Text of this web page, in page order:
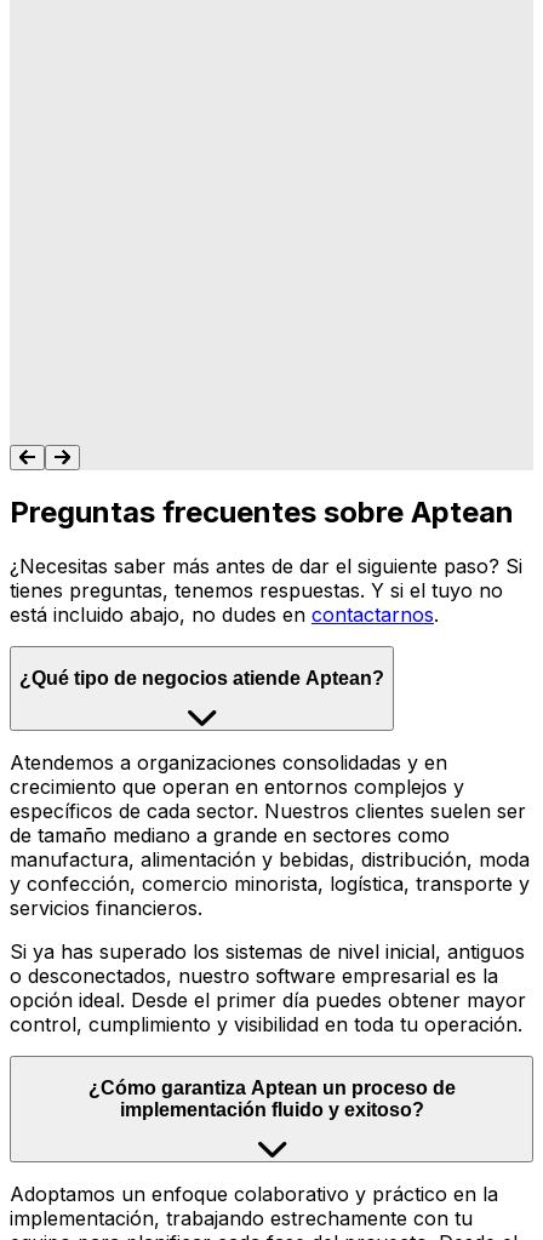
Preguntas frecuentes sobre Aptean
¿Necesitas saber más antes de dar el siguiente paso? Si
tienes preguntas, tenemos respuestas. Y si el tuyo no
está incluido abajo, no dudes en contactarnos.
¿Qué tipo de negocios atiende Aptean?
Atendemos a organizaciones consolidadas y en
crecimiento que operan en entornos complejos y
específicos de cada sector. Nuestros clientes suelen ser
de tamaño mediano a grande en sectores como
manufactura, alimentación y bebidas, distribución, moda
y confección, comercio minorista, logística, transporte y
servicios financieros.
Si ya has superado los sistemas de nivel inicial, antiguos
o desconectados, nuestro software empresarial es la
opción ideal. Desde el primer día puedes obtener mayor
control, cumplimiento y visibilidad en toda tu operación.
¿Cómo garantiza Aptean un proceso de
implementación fluido y exitoso?
Adoptamos un enfoque colaborativo y práctico en la
implementación, trabajando estrechamente con tu